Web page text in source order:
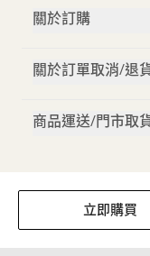
關於訂購
關於訂單取消/退
商品運送/門市取
立即購買